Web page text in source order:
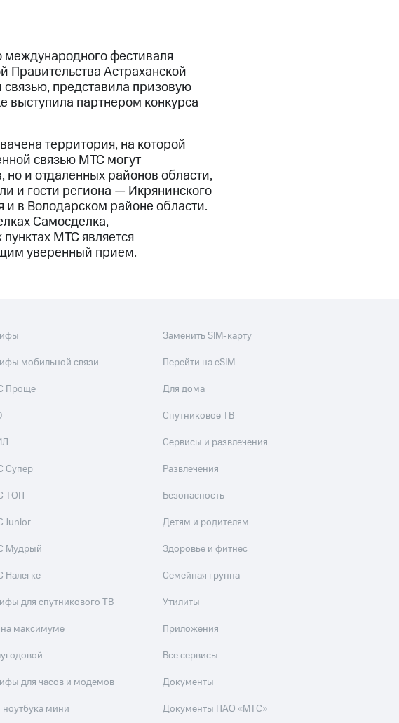
фестиваля
Правительства Астраханской
представила призовую
выступила партнером конкурса
территория, на которой
связью МТС могут
но и отдаленных районов области,
и гости региона — Икрянинского
и в Володарском районе области.
Самосделка,
МТС является
уверенный прием.
мобильной связи
Проще
Супер
ТОП
Junior
Мудрый
Налегке
для спутникового ТВ
на максимуме
для часов и модемов
мини
Заменить SIM-карту
Перейти на eSIM
Для дома
Спутниковое ТВ
Сервисы и развлечения
Развлечения
Безопасность
Детям и родителям
Здоровье и фитнес
Семейная группа
Утилиты
Приложения
Все сервисы
Документы
Документы ПАО «МТС»